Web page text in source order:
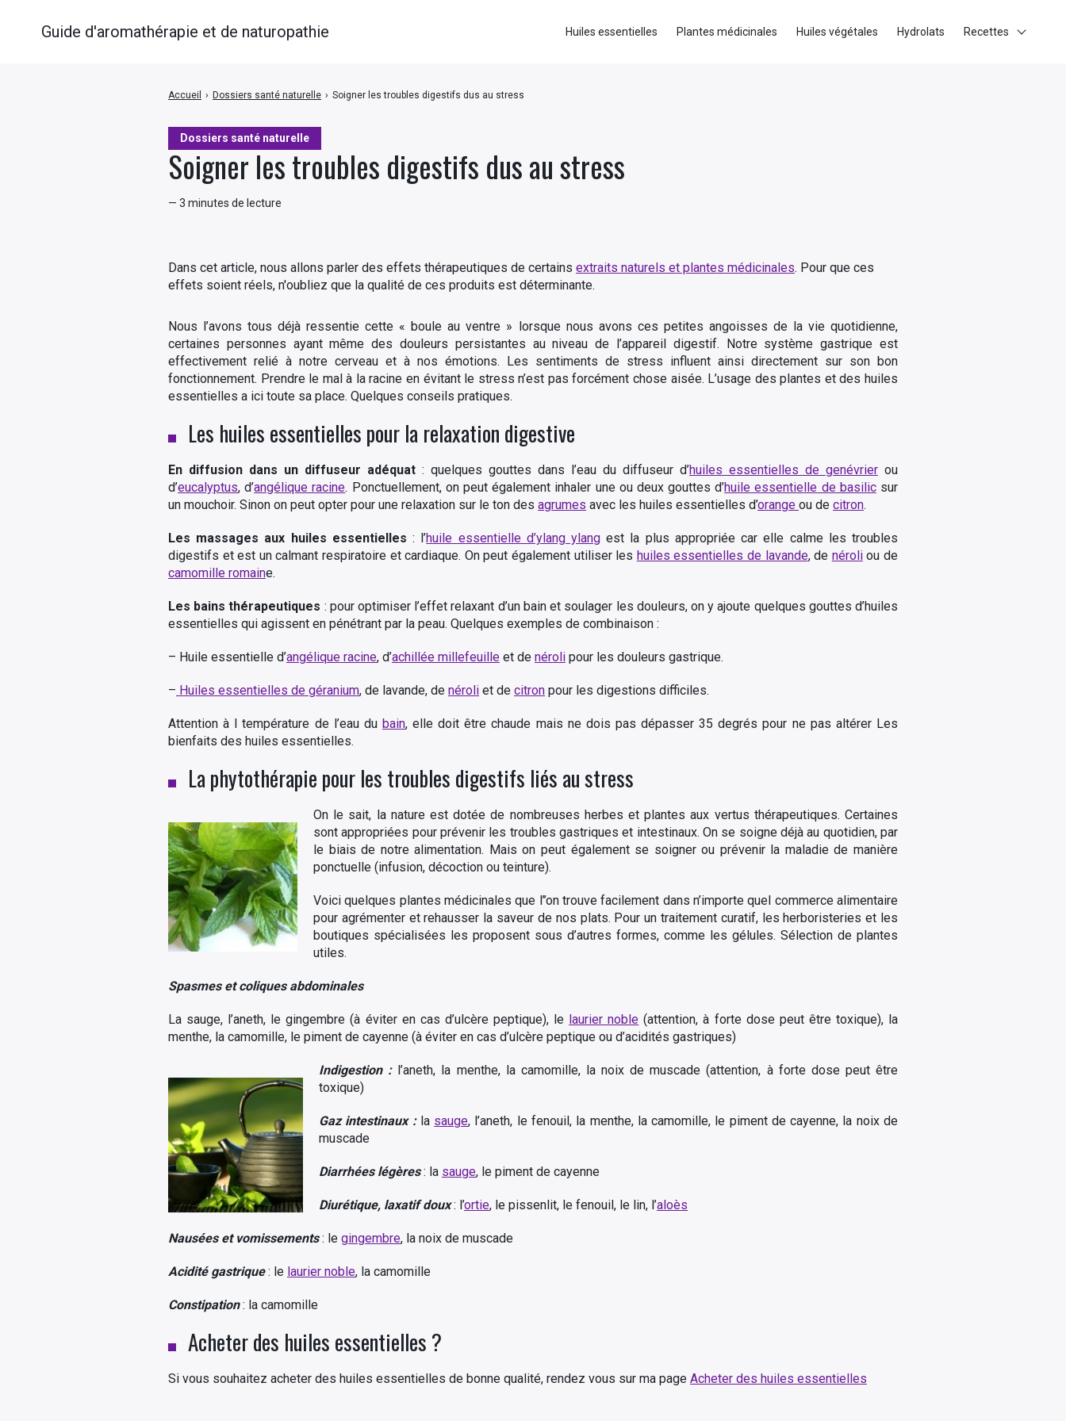
Dossiers santé naturelle
Soigner les troubles digestifs dus au stress
— 3 minutes de lecture
Accueil › Dossiers santé naturelle › Soigner les troubles digestifs dus au stress
Dans cet article, nous allons parler des effets thérapeutiques de certains extraits naturels et plantes médicinales. Pour que ces
effets soient réels, n'oubliez que la qualité de ces produits est déterminante.
Nous l’avons tous déjà ressentie cette « boule au ventre » lorsque nous avons ces petites angoisses de la vie quotidienne,
certaines personnes ayant même des douleurs persistantes au niveau de l’appareil digestif. Notre système gastrique est
effectivement relié à notre cerveau et à nos émotions. Les sentiments de stress influent ainsi directement sur son bon
fonctionnement. Prendre le mal à la racine en évitant le stress n’est pas forcément chose aisée. L’usage des plantes et des huiles
essentielles a ici toute sa place. Quelques conseils pratiques.
Les huiles essentielles pour la relaxation digestive
En diffusion dans un diffuseur adéquat : quelques gouttes dans l’eau du diffuseur d’huiles essentielles de genévrier ou
d’eucalyptus, d’angélique racine. Ponctuellement, on peut également inhaler une ou deux gouttes d’huile essentielle de basilicsur
un mouchoir. Sinon on peut opter pour une relaxation sur le ton des agrumes avec les huiles essentielles d’orange ou de citron.
Les massages aux huiles essentielles : l’huile essentielle d’ylang ylang est la plus appropriée car elle calme les troubles
digestifs et est un calmant respiratoire et cardiaque. On peut également utiliser les huiles essentielles de lavande, de néroliou de
camomille romaine.
Les bains thérapeutiques : pour optimiser l’effet relaxant d’un bain et soulager les douleurs, on y ajoute quelques gouttes d’huiles
essentielles qui agissent en pénétrant par la peau. Quelques exemples de combinaison :
– Huile essentielle d’angélique racine, d’achillée millefeuille et de néroli pour les douleurs gastrique.
– Huiles essentielles de géranium, de lavande, de néroli et de citron pour les digestions difficiles.
Attention à l température de l’eau du bain, elle doit être chaude mais ne dois pas dépasser 35 degrés pour ne pas altérer Les
bienfaits des huiles essentielles.
La phytothérapie pour les troubles digestifs liés au stress
On le sait, la nature est dotée de nombreuses herbes et plantes aux vertus thérapeutiques. Certaines
sont appropriées pour prévenir les troubles gastriques et intestinaux. On se soigne déjà au quotidien, par
le biais de notre alimentation. Mais on peut également se soigner ou prévenir la maladie de manière
ponctuelle (infusion, décoction ou teinture).
Voici quelques plantes médicinales que l’’on trouve facilement dans n’importe quel commerce alimentaire
pour agrémenter et rehausser la saveur de nos plats. Pour un traitement curatif, les herboristeries et les
boutiques spécialisées les proposent sous d’autres formes, comme les gélules. Sélection de plantes
utiles.
Spasmes et coliques abdominales
La sauge, l’aneth, le gingembre (à éviter en cas d’ulcère peptique), le laurier noble (attention, à forte dose peut être toxique), la
menthe, la camomille, le piment de cayenne (à éviter en cas d’ulcère peptique ou d’acidités gastriques)
Indigestion: l’aneth, la menthe, la camomille, la noix de muscade (attention, à forte dose peut être
toxique)
Gaz intestinaux : la sauge, l’aneth, le fenouil, la menthe, la camomille, le piment de cayenne, la noix de
muscade
Diarrhées légères: la sauge, le piment de cayenne
Diurétique, laxatif doux : l’ortie, le pissenlit, le fenouil, le lin, l’aloès
Nausées et vomissements: le gingembre, la noix de muscade
Acidité gastrique: le laurier noble, la camomille
Constipation: la camomille
Acheter des huiles essentielles ?
Si vous souhaitez acheter des huiles essentielles de bonne qualité, rendez vous sur ma page Acheter des huiles essentielles
Guide d'aromathérapie et de naturopathie Huiles essentielles Plantes médicinales Huiles végétales Hydrolats Recettes